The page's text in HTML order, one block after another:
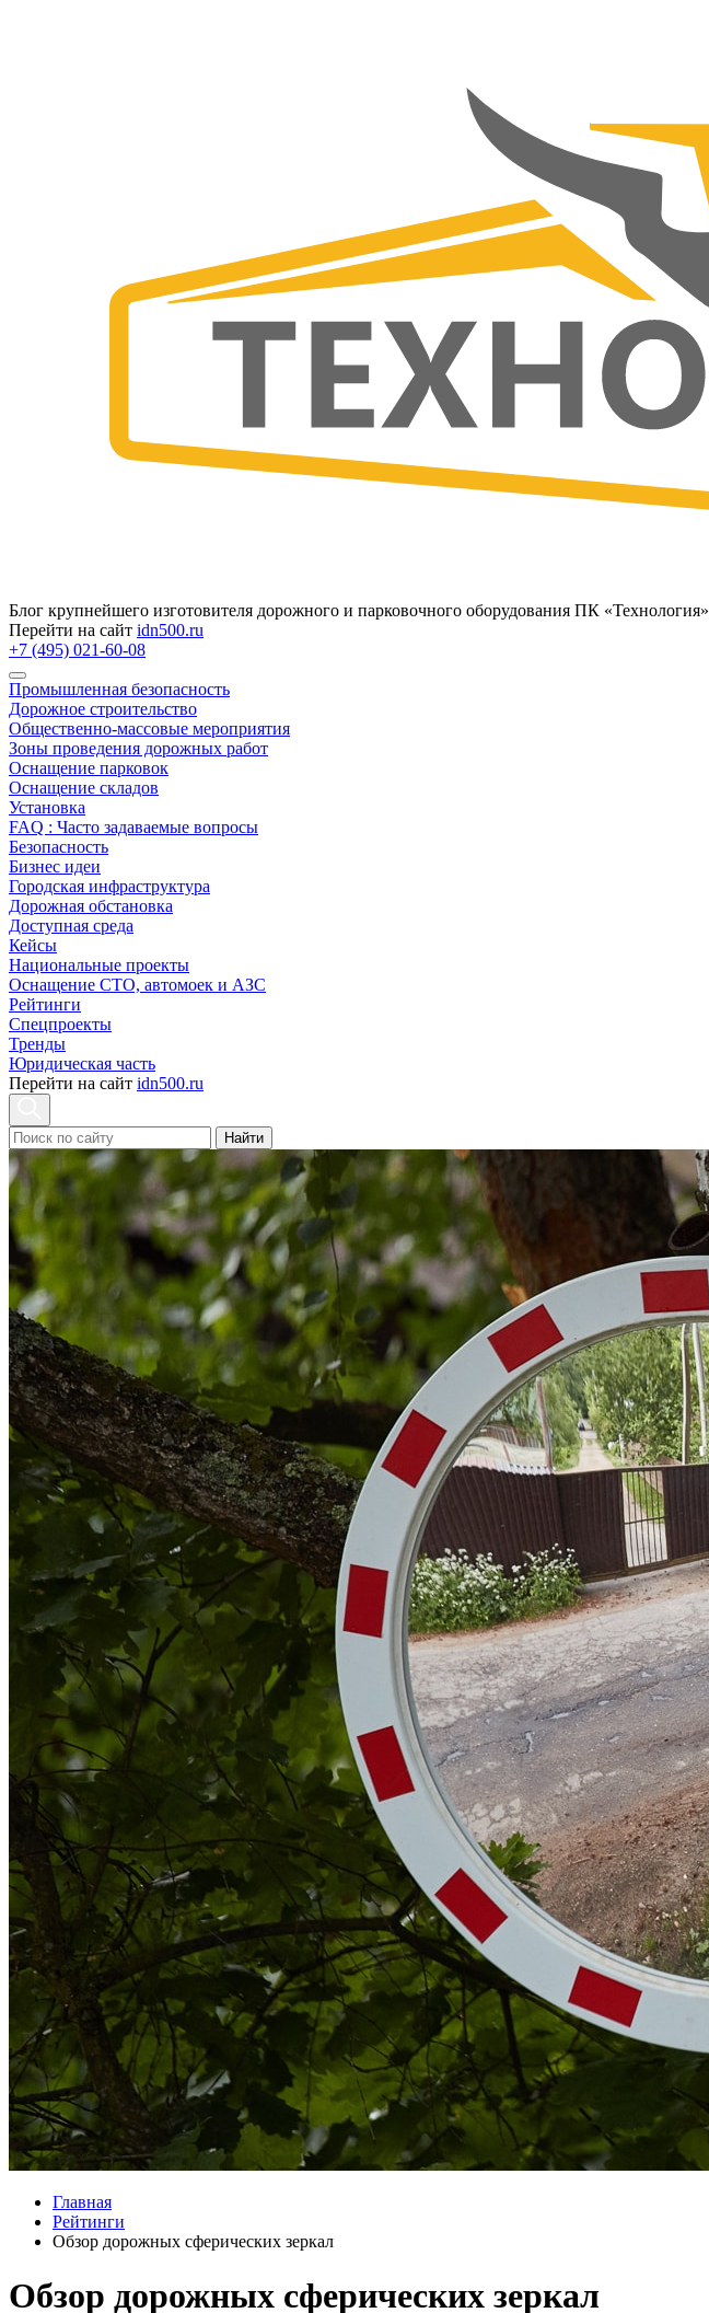
Блог крупнейшего изготовителя дорожного и парковочного оборудования ПК «Технология»
Перейти на сайт idn500.ru
+7 (495) 021-60-08
Промышленная безопасность
Дорожное строительство
Общественно‑массовые мероприятия
Зоны проведения дорожных работ
Оснащение парковок
Оснащение складов
Установка
FAQ : Часто задаваемые вопросы
Безопасность
Бизнес идеи
Городская инфраструктура
Дорожная обстановка
Доступная среда
Кейсы
Национальные проекты
Оснащение СТО, автомоек и АЗС
Рейтинги
Спецпроекты
Тренды
Юридическая часть
Перейти на сайт idn500.ru
Найти
Главная
Рейтинги
Обзор дорожных сферических зеркал
Обзор дорожных сферических зеркал